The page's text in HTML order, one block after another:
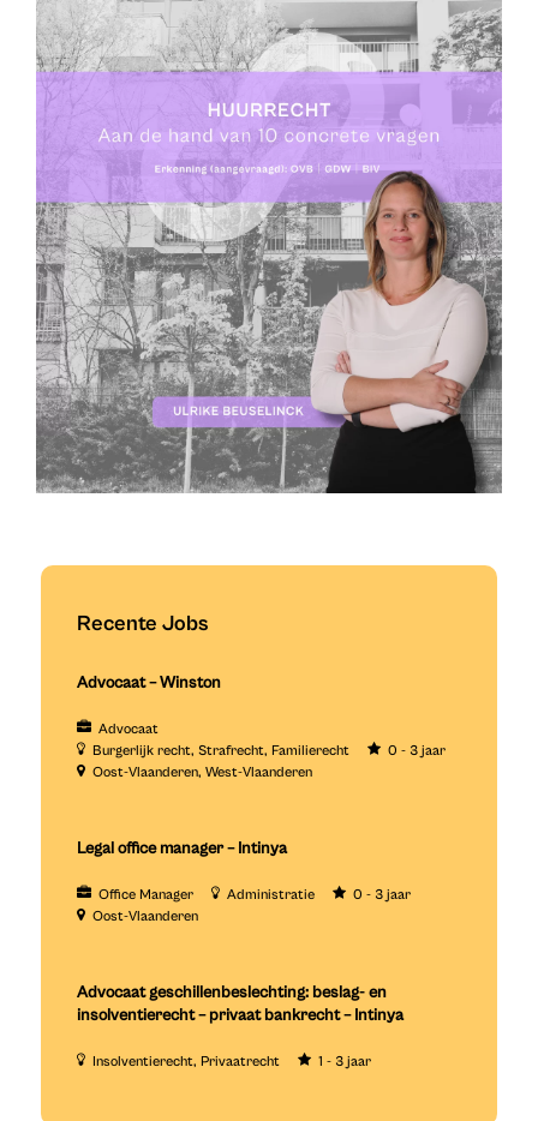
Recente Jobs
Advocaat – Winston
Advocaat
Burgerlijk recht Strafrecht Familierecht
0 - 3 jaar
Oost-Vlaanderen West-Vlaanderen
Legal office manager – Intinya
Office Manager Administratie
0 - 3 jaar
Oost-Vlaanderen
Advocaat geschillenbeslechting: beslag- en
insolventierecht – privaat bankrecht – Intinya
Insolventierecht Privaatrecht 1 - 3 jaar